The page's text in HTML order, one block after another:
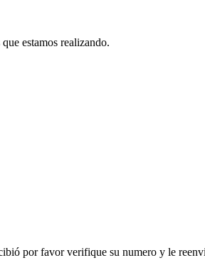
estamos realizando.
por favor verifique su numero y le